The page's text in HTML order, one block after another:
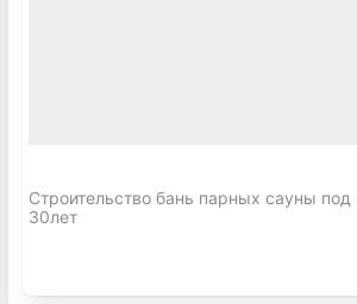
Строительство бань парных сауны
30лет